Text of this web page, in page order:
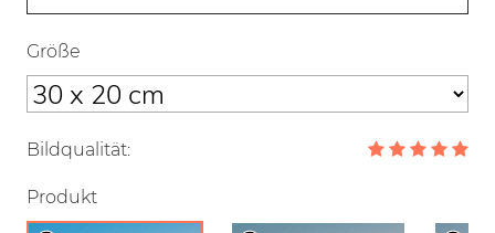
Größe
Bildqualität:
Produkt